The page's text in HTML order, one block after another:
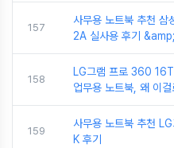
157
사무용 노트북 추천
2A 실사용 후기
158
LG그램 프로 360
업무용 노트북, 왜 이
159
사무용 노트북 추천
K 후기